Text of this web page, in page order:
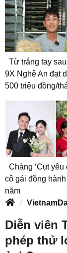
Từ trắng tay
9X Nghệ An đạt
500 triệu đồng/
Chàng ‘Cụt yêu
cô gái đồng
năm
Diễn viên
phép thử